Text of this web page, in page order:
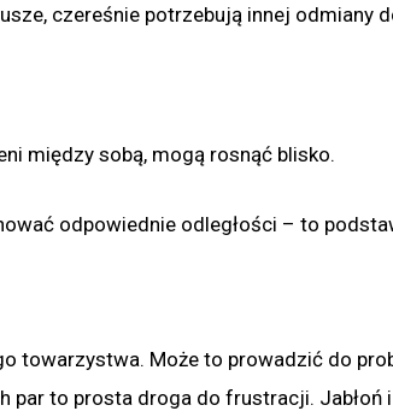
czereśnie potrzebują innej odmiany
między sobą, mogą rosnąć blisko.
odpowiednie odległości – to
towarzystwa. Może to prowadzić do
par to prosta droga do frustracji. Jabłoń